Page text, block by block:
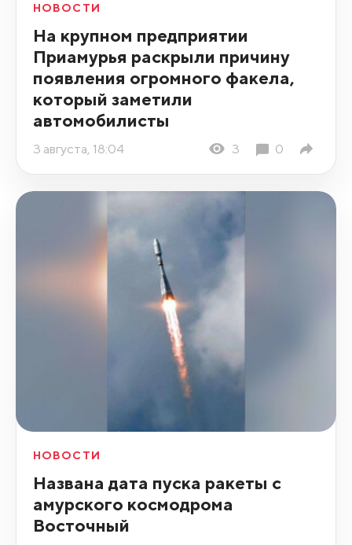
НОВОСТИ
На крупном предприятии
Приамурья раскрыли причину
появления огромного факела,
который заметили
автомобилисты
3 августа, 18:04 3 0
НОВОСТИ
Названа дата пуска ракеты с
амурского космодрома
Восточный